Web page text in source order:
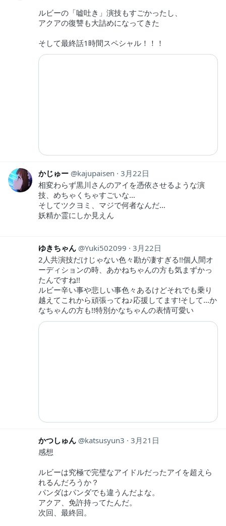
ルビーの「嘘吐き」演技もすごかったし、
アクアの復讐も大詰めになってきた
そして最終話1時間スペシャル！！！
かじゅー kajupaisen
3月22日
相変わらず黒川さんのアイを憑依させるような演
技、めちゃくちゃすごいな…
そしてツクヨミ、マジで何者なんだ…
妖精か霊にしか見えん
ゆきちゃん Yuki502099
3月22日
2人共演技だけじゃない色々勘が凄すぎる!!個人間オ
ーディションの時、あかねちゃんの方も気まずかっ
たんですね!!
ルビー辛い事や悲しい事色々あるけどそれでも乗り
越えてこれから頑張ってね♪応援してます!そして…か
なちゃんの方も!!特別かなちゃんの表情可愛い
かつしゅん katsusyun3
3月21日
感想
ルビーは究極で完璧なアイドルだったアイを超えら
れるんだろうか？
パンダはパンダでも違うんだよな。
アクア、免許持ってたんだ。
次回、最終回。